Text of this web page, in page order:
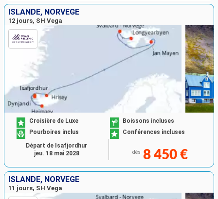
ISLANDE, NORVÈGE
12 jours, SH Vega
Croisière de Luxe
Boissons incluses
Pourboires inclus
Conférences incluses
dès 8 450 €
Départ de Isafjordhur
jeu. 18 mai 2028
ISLANDE, NORVÈGE
11 jours, SH Vega